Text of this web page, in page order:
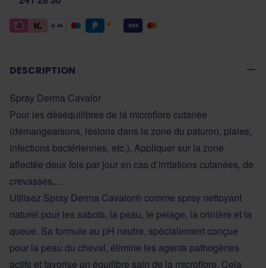
DESCRIPTION
Spray Derma Cavalor
Pour les déséquilibres de la microflore cutanée
(démangeaisons, lésions dans la zone du paturon, plaies,
infections bactériennes, etc.). Appliquer sur la zone
affectée deux fois par jour en cas d’irritations cutanées, de
crevasses,...
Utilisez Spray Derma Cavalor® comme spray nettoyant
naturel pour les sabots, la peau, le pelage, la crinière et la
queue. Sa formule au pH neutre, spécialement conçue
pour la peau du cheval, élimine les agents pathogènes
actifs et favorise un équilibre sain de la microflore. Cela